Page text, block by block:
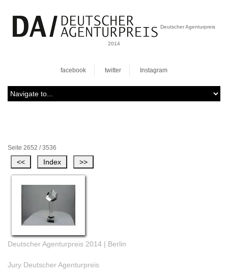
Deutscher Agenturpreis
2014
facebook twitter Instagram
Seite 2652 / 3536
Deutscher Agenturpreis 2014 | Berlin
Jury Deutscher Agenturpreis